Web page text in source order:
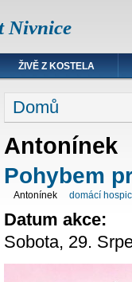
Nivnice
ŽIVĚ Z KOSTELA
Domů
Antonínek
Pohybem
Antonínek domácí hospic
Datum akce:
Sobota, 29.